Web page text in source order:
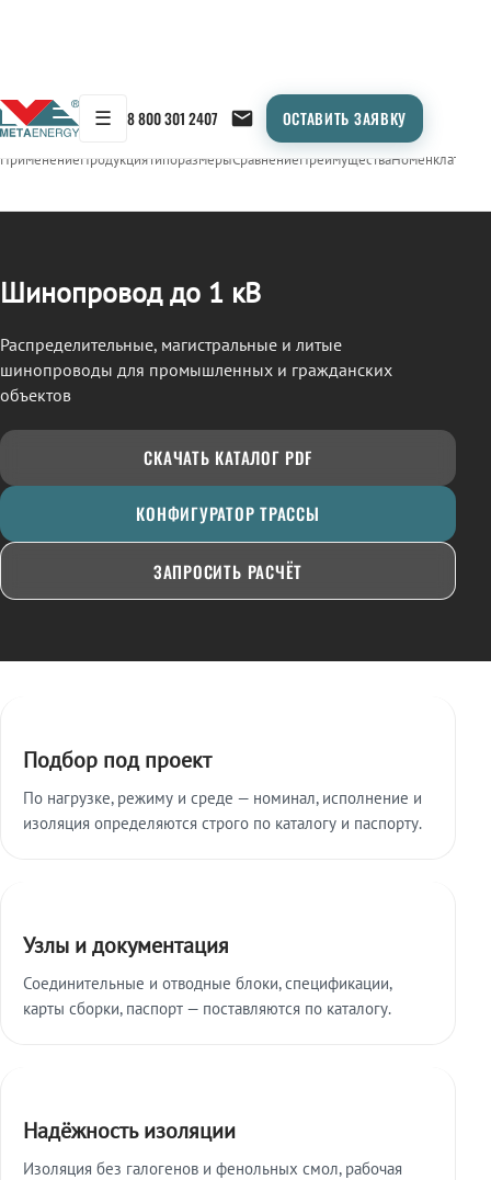
☰ 8 800 301 2407 ОСТАВИТЬ ЗАЯВКУ
← Продукция/ШИНОПРОВОД
ПрименениеПродукцияТипоразмерыСравнениеПреимуществаНоменклатура
Шинопровод до 1 кВ
Распределительные, магистральные и литые
шинопроводы для промышленных и гражданских
объектов
СКАЧАТЬ КАТАЛОГ PDF
КОНФИГУРАТОР ТРАССЫ
ЗАПРОСИТЬ РАСЧЁТ
Подбор под проект
По нагрузке, режиму и среде — номинал, исполнение и
изоляция определяются строго по каталогу и паспорту.
Узлы и документация
Соединительные и отводные блоки, спецификации,
карты сборки, паспорт — поставляются по каталогу.
Надёжность изоляции
Изоляция без галогенов и фенольных смол, рабочая